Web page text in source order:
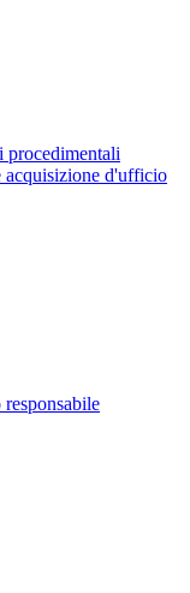
procedimentali
acquisizione d'ufficio